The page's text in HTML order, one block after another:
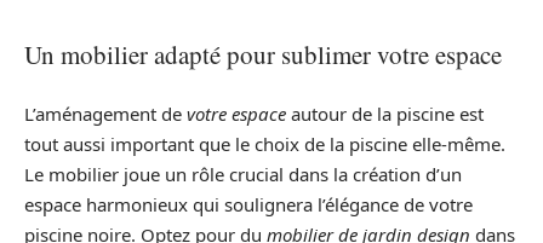
Un mobilier adapté pour sublimer votre espace
L’aménagement de votre espace autour de la piscine est
tout aussi important que le choix de la piscine elle-même.
Le mobilier joue un rôle crucial dans la création d’un
espace harmonieux qui soulignera l’élégance de votre
piscine noire. Optez pour du mobilier de jardin design dans